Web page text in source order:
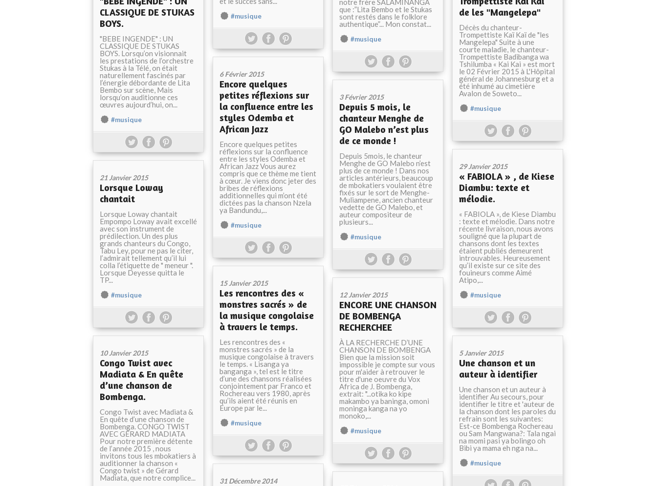
#musique
notre frère SALAMINANGA
que :”Lita Bembo et le Stukas
sont restés dans le folklore
authentique”... Mon constat...
#musique
de les "Mangelepa"
Décès du chanteur-
Trompettiste Kaï Kaï de "les
Mangelepa" Suite à une
courte maladie, le chanteur-
Trompettiste Badibanga wa
Tshilumba « Kai Kai » est mort
le 02 Février 2015 à L'Hôpital
général de Johannesburg et a
été inhumé au cimetière
Avalon de Soweto...
#musique
CLASSIQUE DE STUKAS
BOYS.
"BEBE INGENDE" : UN
CLASSIQUE DE STUKAS
BOYS. Lorsqu’on visionnait
les prestations de l’orchestre
Stukas à la Télé, on était
naturellement fascinés par
l’énergie débordante de Lita
Bembo sur scène, Mais
lorsqu’on auditionne ces
œuvres aujourd’hui, on...
#musique
6 Février 2015
Encore quelques
petites réflexions sur
la confluence entre les
styles Odemba et
African Jazz
Encore quelques petites
réflexions sur la confluence
entre les styles Odemba et
African Jazz Vous aurez
compris que ce thème me tient
à cœur. Je viens donc jeter des
bribes de réflexions
additionnelles qui m’ont été
dictées pas la chanson Nzela
ya Bandundu,...
#musique
3 Février 2015
Depuis 5 mois, le
chanteur Menghe de
GO Malebo n’est plus
de ce monde !
Depuis 5mois, le chanteur
Menghe de GO Malebo n’est
plus de ce monde ! Dans nos
articles antérieurs, beaucoup
de mbokatiers voulaient être
fixés sur le sort de Menghe-
Muliampene, ancien chanteur
vedette de GO Malebo, et
auteur compositeur de
plusieurs...
#musique
29 Janvier 2015
« FABIOLA » , de Kiese
Diambu: texte et
mélodie.
« FABIOLA », de Kiese Diambu
: texte et mélodie. Dans notre
récente livraison, nous avons
souligné que la plupart de
chansons dont les textes
étaient publiés demeurent
introuvables. Heureusement
qu’il existe sur ce site des
fouineurs comme Aimé
Atipo,...
#musique
21 Janvier 2015
Lorsque Loway
chantait
Lorsque Loway chantait
Empompo Loway avait excellé
avec son instrument de
prédilection. Un des plus
grands chanteurs du Congo,
Tabu Ley, pour ne pas le citer,
l’admirait tellement qu’il lui
colla l’étiquette de " meneur ".
Lorsque Deyesse quitta le
TP...
#musique
15 Janvier 2015
Les rencontres des «
monstres sacrés » de
la musique congolaise
à travers le temps.
Les rencontres des «
monstres sacrés » de la
musique congolaise à travers
le temps. « Lisanga ya
banganga », tel est le titre
d’une des chansons réalisées
conjointement par Franco et
Rochereau vers 1980, après
qu’ils aient été réunis en
Europe par le...
#musique
12 Janvier 2015
ENCORE UNE CHANSON
DE BOMBENGA
RECHERCHEE
À LA RECHERCHE D’UNE
CHANSON DE BOMBENGA
Bien que la mission soit
impossible je compte sur vous
pour m'aider à retrouver le
titre d'une oeuvre du Vox
Africa de J. Bombenga,
extrait: "...otika ko kipe
makambo ya baninga, omoni
moninga kanga na yo
monoko,...
#musique
10 Janvier 2015
Congo Twist avec
Madiata & En quête
d’une chanson de
Bombenga.
Congo Twist avec Madiata &
En quête d’une chanson de
Bombenga. CONGO TWIST
AVEC GÉRARD MADIATA
Pour notre première détente
de l’année 2015 , nous
invitons tous les mbokatiers à
auditionner la chanson «
Congo twist » de Gérard
Madiata, que notre complice...
5 Janvier 2015
Une chanson et un
auteur à identifier
Une chanson et un auteur à
identifier Au secours, pour
identifier le titre et 'auteur de
la chanson dont les paroles du
refrain sont les suivantes:
Est-ce Bombenga Rochereau
ou Sam Mangwana?: Tala ngai
na momi pasi ya bolingo oh
Bibi ya mama eh nga na...
#musique
31 Décembre 2014